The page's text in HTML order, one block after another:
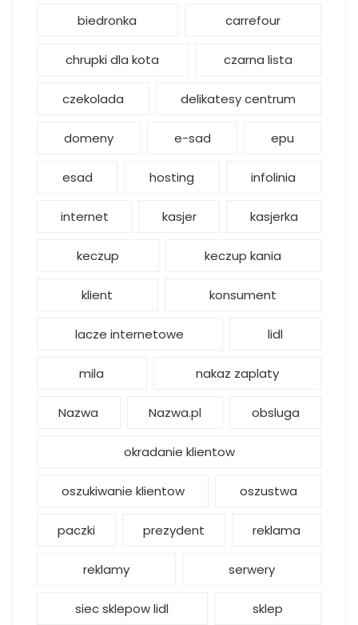
biedronka carrefour
chrupki dla kota czarna lista
czekolada delikatesy centrum
domeny e-sad epu
esad hosting infolinia
internet kasjer kasjerka
keczup keczup kania
klient konsument
lacze internetowe lidl
mila nakaz zaplaty
Nazwa Nazwa.pl obsluga
okradanie klientow
oszukiwanie klientow oszustwa
paczki prezydent reklama
reklamy serwery
siec sklepow lidl sklep